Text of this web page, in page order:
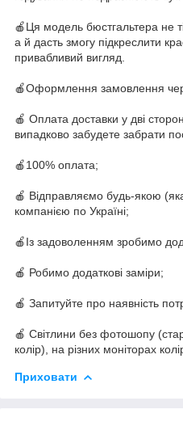
🍎Ця модель бюстгальтера не
а й дасть змогу підкреслити
привабливий вигляд.
🍎Оформлення замовлення
🍎 Оплата доставки у дві
випадково забудете забрати
🍎100% оплата;
🍎 Відправляємо будь-якою
компанією по Україні;
🍎Із задоволенням зробимо
🍎 Робимо додаткові заміри;
🍎 Запитуйте про наявність
🍎 Світлини без фотошопу
колір), на різних моніторах
Приховати